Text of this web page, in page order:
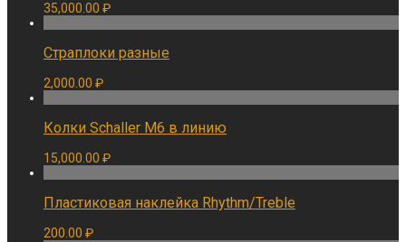
35,000.00 ₽
Страплоки разные
2,000.00 ₽
Колки Schaller M6 в линию
15,000.00 ₽
Пластиковая наклейка Rhythm/Treble
200.00 ₽